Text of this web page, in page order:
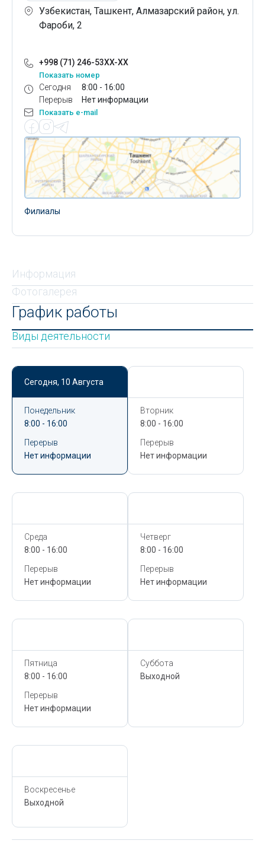
Узбекистан, Ташкент, Алмазарский район, ул.
Фароби, 2
+998 (71) 246-53XX-XX
Показать номер
Сегодня
Перерыв
8:00 - 16:00
Нет информации
Показать e-mail
Филиалы
Информация
Фотогалерея
График работы
Виды деятельности
Сегодня, 10 Августа
Понедельник
8:00 - 16:00
Перерыв
Нет информации
Вторник
8:00 - 16:00
Перерыв
Нет информации
Среда
8:00 - 16:00
Перерыв
Нет информации
Четверг
8:00 - 16:00
Перерыв
Нет информации
Пятница
8:00 - 16:00
Перерыв
Нет информации
Суббота
Выходной
Воскресенье
Выходной